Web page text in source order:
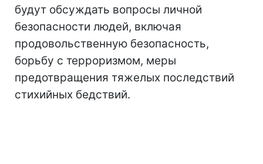
будут обсуждать вопросы личной
безопасности людей, включая
продовольственную безопасность,
борьбу с терроризмом, меры
предотвращения тяжелых последствий
стихийных бедствий.